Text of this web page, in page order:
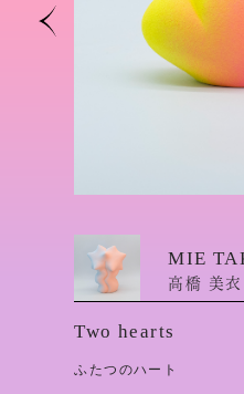
MIE
高橋 美衣
Two hearts
ふたつのハート